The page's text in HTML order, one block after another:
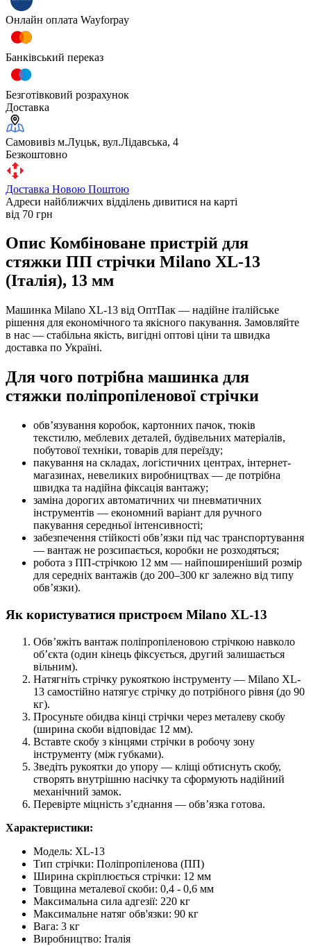
Онлайн оплата Wayforpay
Банківський переказ
Безготівковий розрахунок
Доставка
Самовивіз м.Луцьк, вул.Лідавська, 4
Безкоштовно
Доставка Новою Поштою
Адреси найближчих відділень дивитися на карті
від 70 грн
Опис Комбіноване пристрій для
стяжки ПП стрічки Milano XL-13
(Італія), 13 мм
Машинка Milano XL-13 від ОптПак — надійне італійське
рішення для економічного та якісного пакування. Замовляйте
в нас — стабільна якість, вигідні оптові ціни та швидка
доставка по Україні.
Для чого потрібна машинка для
стяжки поліпропіленової стрічки
обв’язування коробок, картонних пачок, тюків
текстилю, меблевих деталей, будівельних матеріалів,
побутової техніки, товарів для переїзду;
пакування на складах, логістичних центрах, інтернет-
магазинах, невеликих виробництвах — де потрібна
швидка та надійна фіксація вантажу;
заміна дорогих автоматичних чи пневматичних
інструментів — економний варіант для ручного
пакування середньої інтенсивності;
забезпечення стійкості обв’язки під час транспортування
— вантаж не розсипається, коробки не розходяться;
робота з ПП-стрічкою 12 мм — найпоширеніший розмір
для середніх вантажів (до 200–300 кг залежно від типу
обв’язки).
Як користуватися пристроєм Milano XL-13
Обв’яжіть вантаж поліпропіленовою стрічкою навколо
об’єкта (один кінець фіксується, другий залишається
вільним).
Натягніть стрічку рукояткою інструменту — Milano XL-
13 самостійно натягує стрічку до потрібного рівня (до 90
кг).
Просуньте обидва кінці стрічки через металеву скобу
(ширина скоби відповідає 12 мм).
Вставте скобу з кінцями стрічки в робочу зону
інструменту (між губками).
Зведіть рукоятки до упору — кліщі обтиснуть скобу,
створять внутрішню насічку та сформують надійний
механічний замок.
Перевірте міцність з’єднання — обв’язка готова.
Характеристики:
Модель: XL-13
Тип стрічки: Поліпропіленова (ПП)
Ширина скріплюється стрічки: 12 мм
Товщина металевої скоби: 0,4 - 0,6 мм
Максимальна сила адгезії: 220 кг
Максимальне натяг обв'язки: 90 кг
Вага: 3 кг
Виробництво: Італія